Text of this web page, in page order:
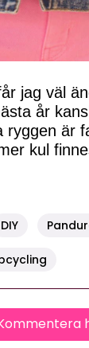
jag väl
år
ryggen är
kul
DIY